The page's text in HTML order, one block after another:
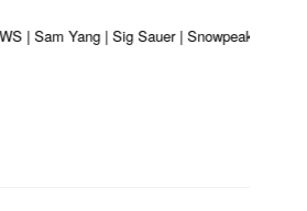
Sam Yang | Sig Sauer | Snowpeak |